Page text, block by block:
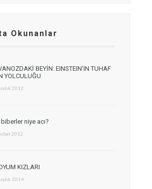
Okunanlar
BEYİN: EINSTEIN’IN TUHAF
YOLCULUĞU
2012
biberler niye acı?
2012
KIZLARI
2014